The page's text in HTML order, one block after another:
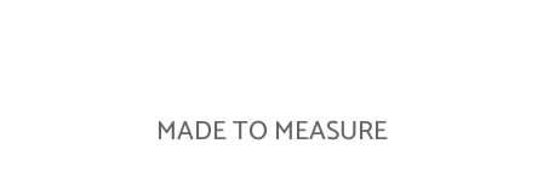
MADE TO MEASURE